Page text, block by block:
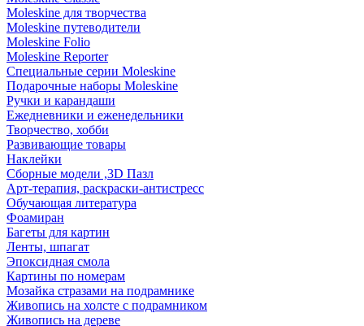
Moleskine для творчества
Moleskine путеводители
Moleskine Folio
Moleskine Reporter
Специальные серии Moleskine
Подарочные наборы Moleskine
Ручки и карандаши
Ежедневники и еженедельники
Творчество, хобби
Развивающие товары
Наклейки
Сборные модели ,3D Пазл
Арт-терапия, раскраски-антистресс
Обучающая литература
Фоамиран
Багеты для картин
Ленты, шпагат
Эпоксидная смола
Картины по номерам
Мозайка стразами на подрамнике
Живопись на холсте с подрамником
Живопись на дереве